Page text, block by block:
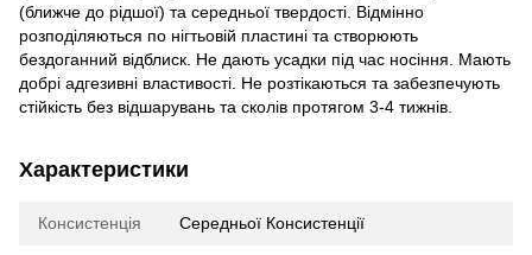
(ближче до рідшої) та середньої твердості. Відмінно
розподіляються по нігтьовій пластині та створюють
бездоганний відблиск. Не дають усадки під час носіння. Мають
добрі адгезивні властивості. Не розтікаються та забезпечують
стійкість без відшарувань та сколів протягом 3-4 тижнів.
Характеристики
Консистенція Середньої Консистенції